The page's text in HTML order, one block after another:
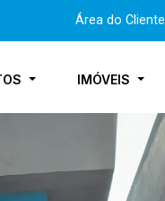
Área do Cliente
IMÓVEIS